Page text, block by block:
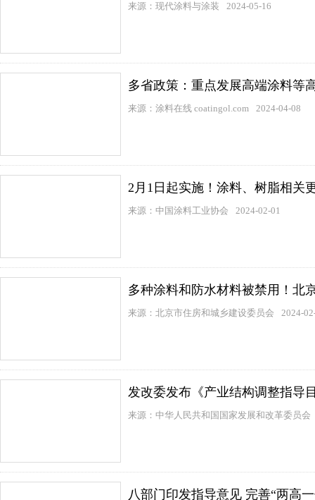
来源：现代涂料与涂装 2024-05-16
多省政策：重点发展高端涂料等
来源：涂料在线 coatingol.com 2024-04-08
2月1日起实施！涂料、树脂相关
来源：中国涂料工业协会 2024-02-01
多种涂料和防水材料被禁用！北
来源：北京市住房和城乡建设委员会 2024-
发改委发布《产业结构调整指导
来源：中华人民共和国国家发展和改革委员会
八部门印发指导意见 完善“两高